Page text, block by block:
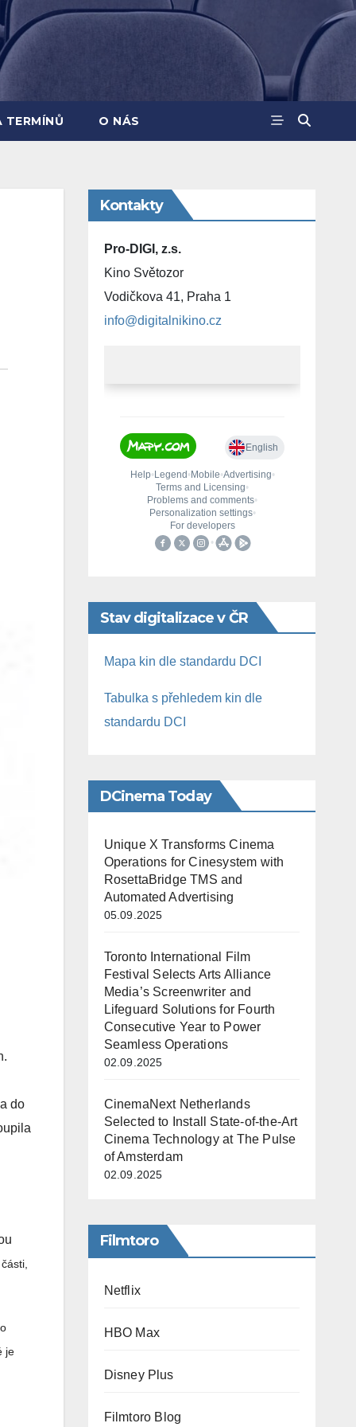
TERMÍNŮ O NÁS
do
je
Kontakty
Pro-DIGI, z.s.
Kino Světozor
Vodičkova 41, Praha 1
info@digitalnikino.cz
Stav digitalizace v ČR
Mapa kin dle standardu DCI
Tabulka s přehledem kin dle
standardu DCI
DCinema Today
Unique X Transforms Cinema
Operations for Cinesystem with
RosettaBridge TMS and
Automated Advertising
05.09.2025
Toronto International Film
Festival Selects Arts Alliance
Media’s Screenwriter and
Lifeguard Solutions for Fourth
Consecutive Year to Power
Seamless Operations
02.09.2025
CinemaNext Netherlands
Selected to Install State-of-the-Art
Cinema Technology at The Pulse
of Amsterdam
02.09.2025
Filmtoro
Netflix
HBO Max
Disney Plus
Filmtoro Blog